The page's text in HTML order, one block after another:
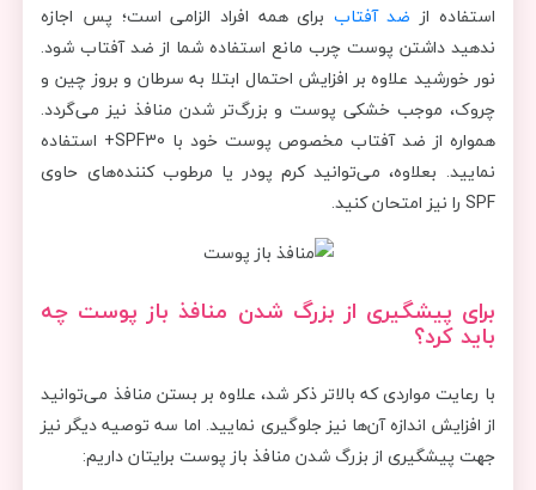
استفاده از ضد آفتاب برای همه افراد الزامی است؛ پس اجازه
ندهید داشتن پوست چرب مانع استفاده شما از ضد آفتاب شود.
نور خورشید علاوه بر افزایش احتمال ابتلا به سرطان و بروز چین و
چروک، موجب خشکی پوست و بزرگ‌تر شدن منافذ نیز می‌گردد.
همواره از ضد آفتاب مخصوص پوست خود با SPF30+ استفاده
نمایید. بعلاوه، می‌توانید کرم پودر یا مرطوب کننده‌های حاوی
SPF را نیز امتحان کنید.
برای پیشگیری از بزرگ شدن منافذ باز پوست چه
باید کرد؟
با رعایت مواردی که بالاتر ذکر شد، علاوه بر بستن منافذ می‌توانید
از افزایش اندازه آن‌ها نیز جلوگیری نمایید. اما سه توصیه دیگر نیز
جهت پیشگیری از بزرگ شدن منافذ باز پوست برایتان داریم: